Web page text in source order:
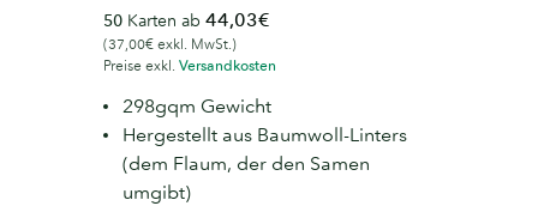
50 Karten ab 44,03€
(37,00€ exkl. MwSt.)
Preise exkl. Versandkosten
298gqm Gewicht
Hergestellt aus Baumwoll-Linters
(dem Flaum, der den Samen
umgibt)